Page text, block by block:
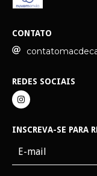
CONTATO
REDES SOCIAIS
INSCREVA-SE PARA